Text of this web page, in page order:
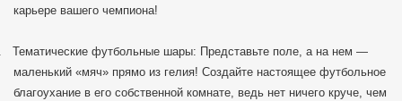
карьере вашего чемпиона!
Тематические футбольные шары: Представьте поле, а на нем —
маленький «мяч» прямо из гелия! Создайте настоящее футбольное
благоухание в его собственной комнате, ведь нет ничего круче, чем